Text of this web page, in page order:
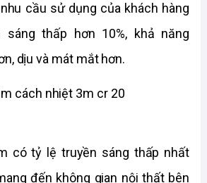
cầu sử dụng của khách hàng
thấp hơn 10%, khả năng
dịu và mát mắt hơn.
có tỷ lệ truyền sáng thấp nhất
đến không gian nội thất bên